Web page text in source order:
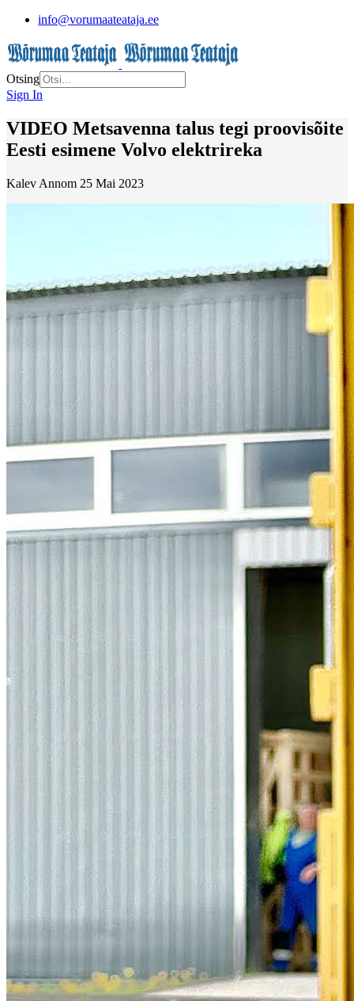
info@vorumaateataja.ee
Otsing
Sign In
VIDEO Metsavenna talus tegi proovisõite
Eesti esimene Volvo elektrireka
Kalev Annom 25 Mai 2023